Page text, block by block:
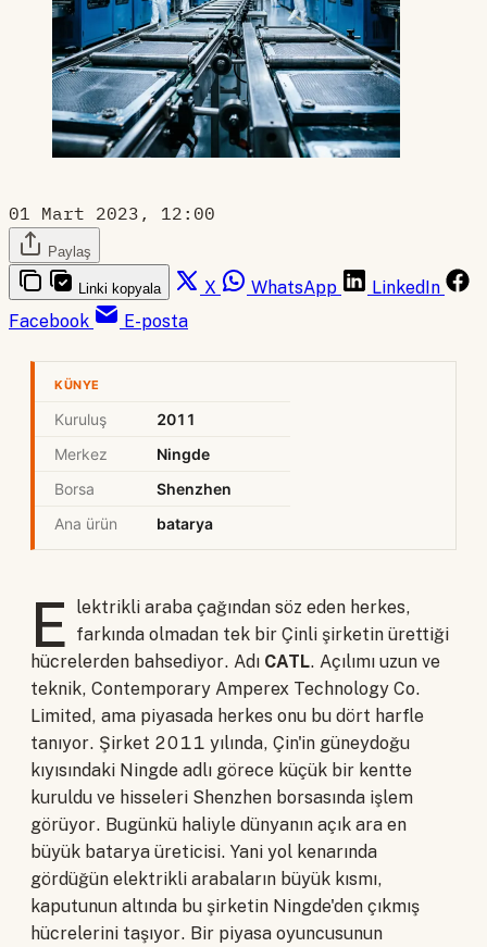
01 Mart 2023, 12:00
Paylaş
Linki kopyala X WhatsApp
LinkedIn
Facebook
E-posta
KÜNYE
Kuruluş
2011
Merkez
Ningde
Borsa
Shenzhen
Ana ürün
batarya
E lektrikli araba çağından söz eden herkes,
farkında olmadan tek bir Çinli şirketin ürettiği
hücrelerden bahsediyor. Adı CATL. Açılımı uzun ve
teknik, Contemporary Amperex Technology Co.
Limited, ama piyasada herkes onu bu dört harfle
tanıyor. Şirket 2011 yılında, Çin'in güneydoğu
kıyısındaki Ningde adlı görece küçük bir kentte
kuruldu ve hisseleri Shenzhen borsasında işlem
görüyor. Bugünkü haliyle dünyanın açık ara en
büyük batarya üreticisi. Yani yol kenarında
gördüğün elektrikli arabaların büyük kısmı,
kaputunun altında bu şirketin Ningde'den çıkmış
hücrelerini taşıyor. Bir piyasa oyuncusunun